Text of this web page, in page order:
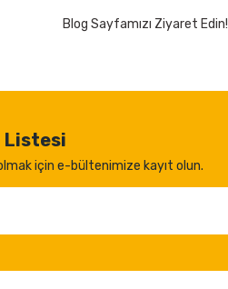
Blog Sayfamızı Ziyaret Edin!
Listesi
için e-bültenimize kayıt olun.